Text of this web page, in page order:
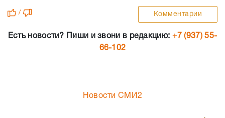
/ Комментарии
Есть новости? Пиши и звони в редакцию: +7 (937) 55-
66-102
Новости СМИ2